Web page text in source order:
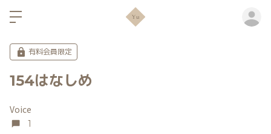
有料会員限定
154はなしめ
Voice
1